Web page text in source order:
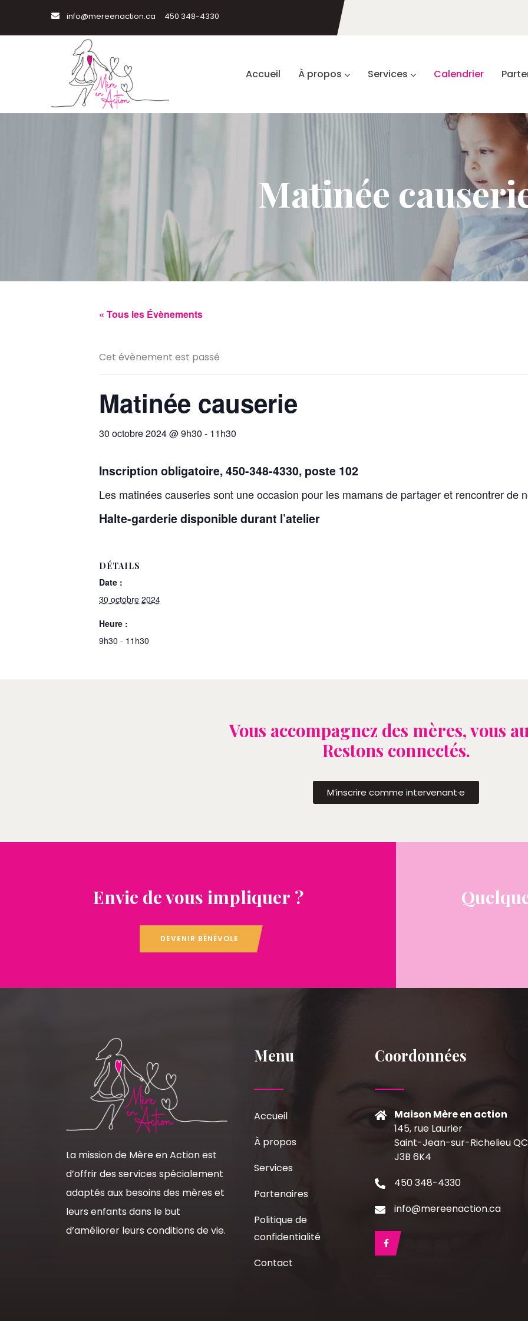
info@mereenaction.ca 450 348-4330
Accueil À propos Services Calendrier
Matinée
« Tous les Évènements
Cet évènement est passé
Matinée causerie
30 octobre 2024 @ 9h30 - 11h30
Inscription obligatoire, 450-348-4330, poste 102
Les matinées causeries sont une occasion pour les mamans de partager et rencontrer de
Halte-garderie disponible durant l’atelier
DÉTAILS
Date :
30 octobre 2024
Heure :
9h30 - 11h30
Vous accompagnez des mères, vous
Restons connectés.
M’inscrire comme intervenant·e
Envie de vous impliquer ?
DEVENIR BÉNÉVOLE
La mission de Mère en Action est
d’offrir des services spécialement
adaptés aux besoins des mères et
leurs enfants dans le but
d’améliorer leurs conditions de vie.
Menu
Accueil
À propos
Services
Partenaires
Politique de
confidentialité
Contact
Coordonnées
Maison Mère en action
145, rue Laurier
Saint-Jean-sur-Richelieu QC
J3B 6K4
450 348-4330
info@mereenaction.ca